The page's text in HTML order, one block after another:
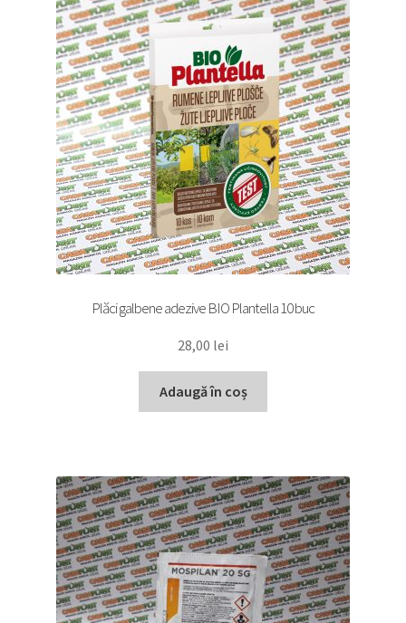
Plăci galbene adezive BIO Plantella 10 buc
28,00 lei
Adaugă în coș